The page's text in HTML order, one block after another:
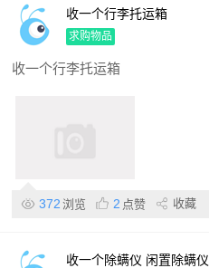
收一个行李托运箱
求购物品
收一个行李托运箱
372 浏览 2 点赞 收藏
收一个除螨仪 闲置除螨仪